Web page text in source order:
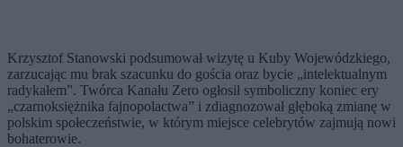
Krzysztof Stanowski podsumował wizytę u Kuby Wojewódzkiego,
zarzucając mu brak szacunku do gościa oraz bycie „intelektualnym
radykałem”. Twórca Kanału Zero ogłosił symboliczny koniec ery
„czarnoksiężnika fajnopolactwa” i zdiagnozował głęboką zmianę w
polskim społeczeństwie, w którym miejsce celebrytów zajmują nowi
bohaterowie.